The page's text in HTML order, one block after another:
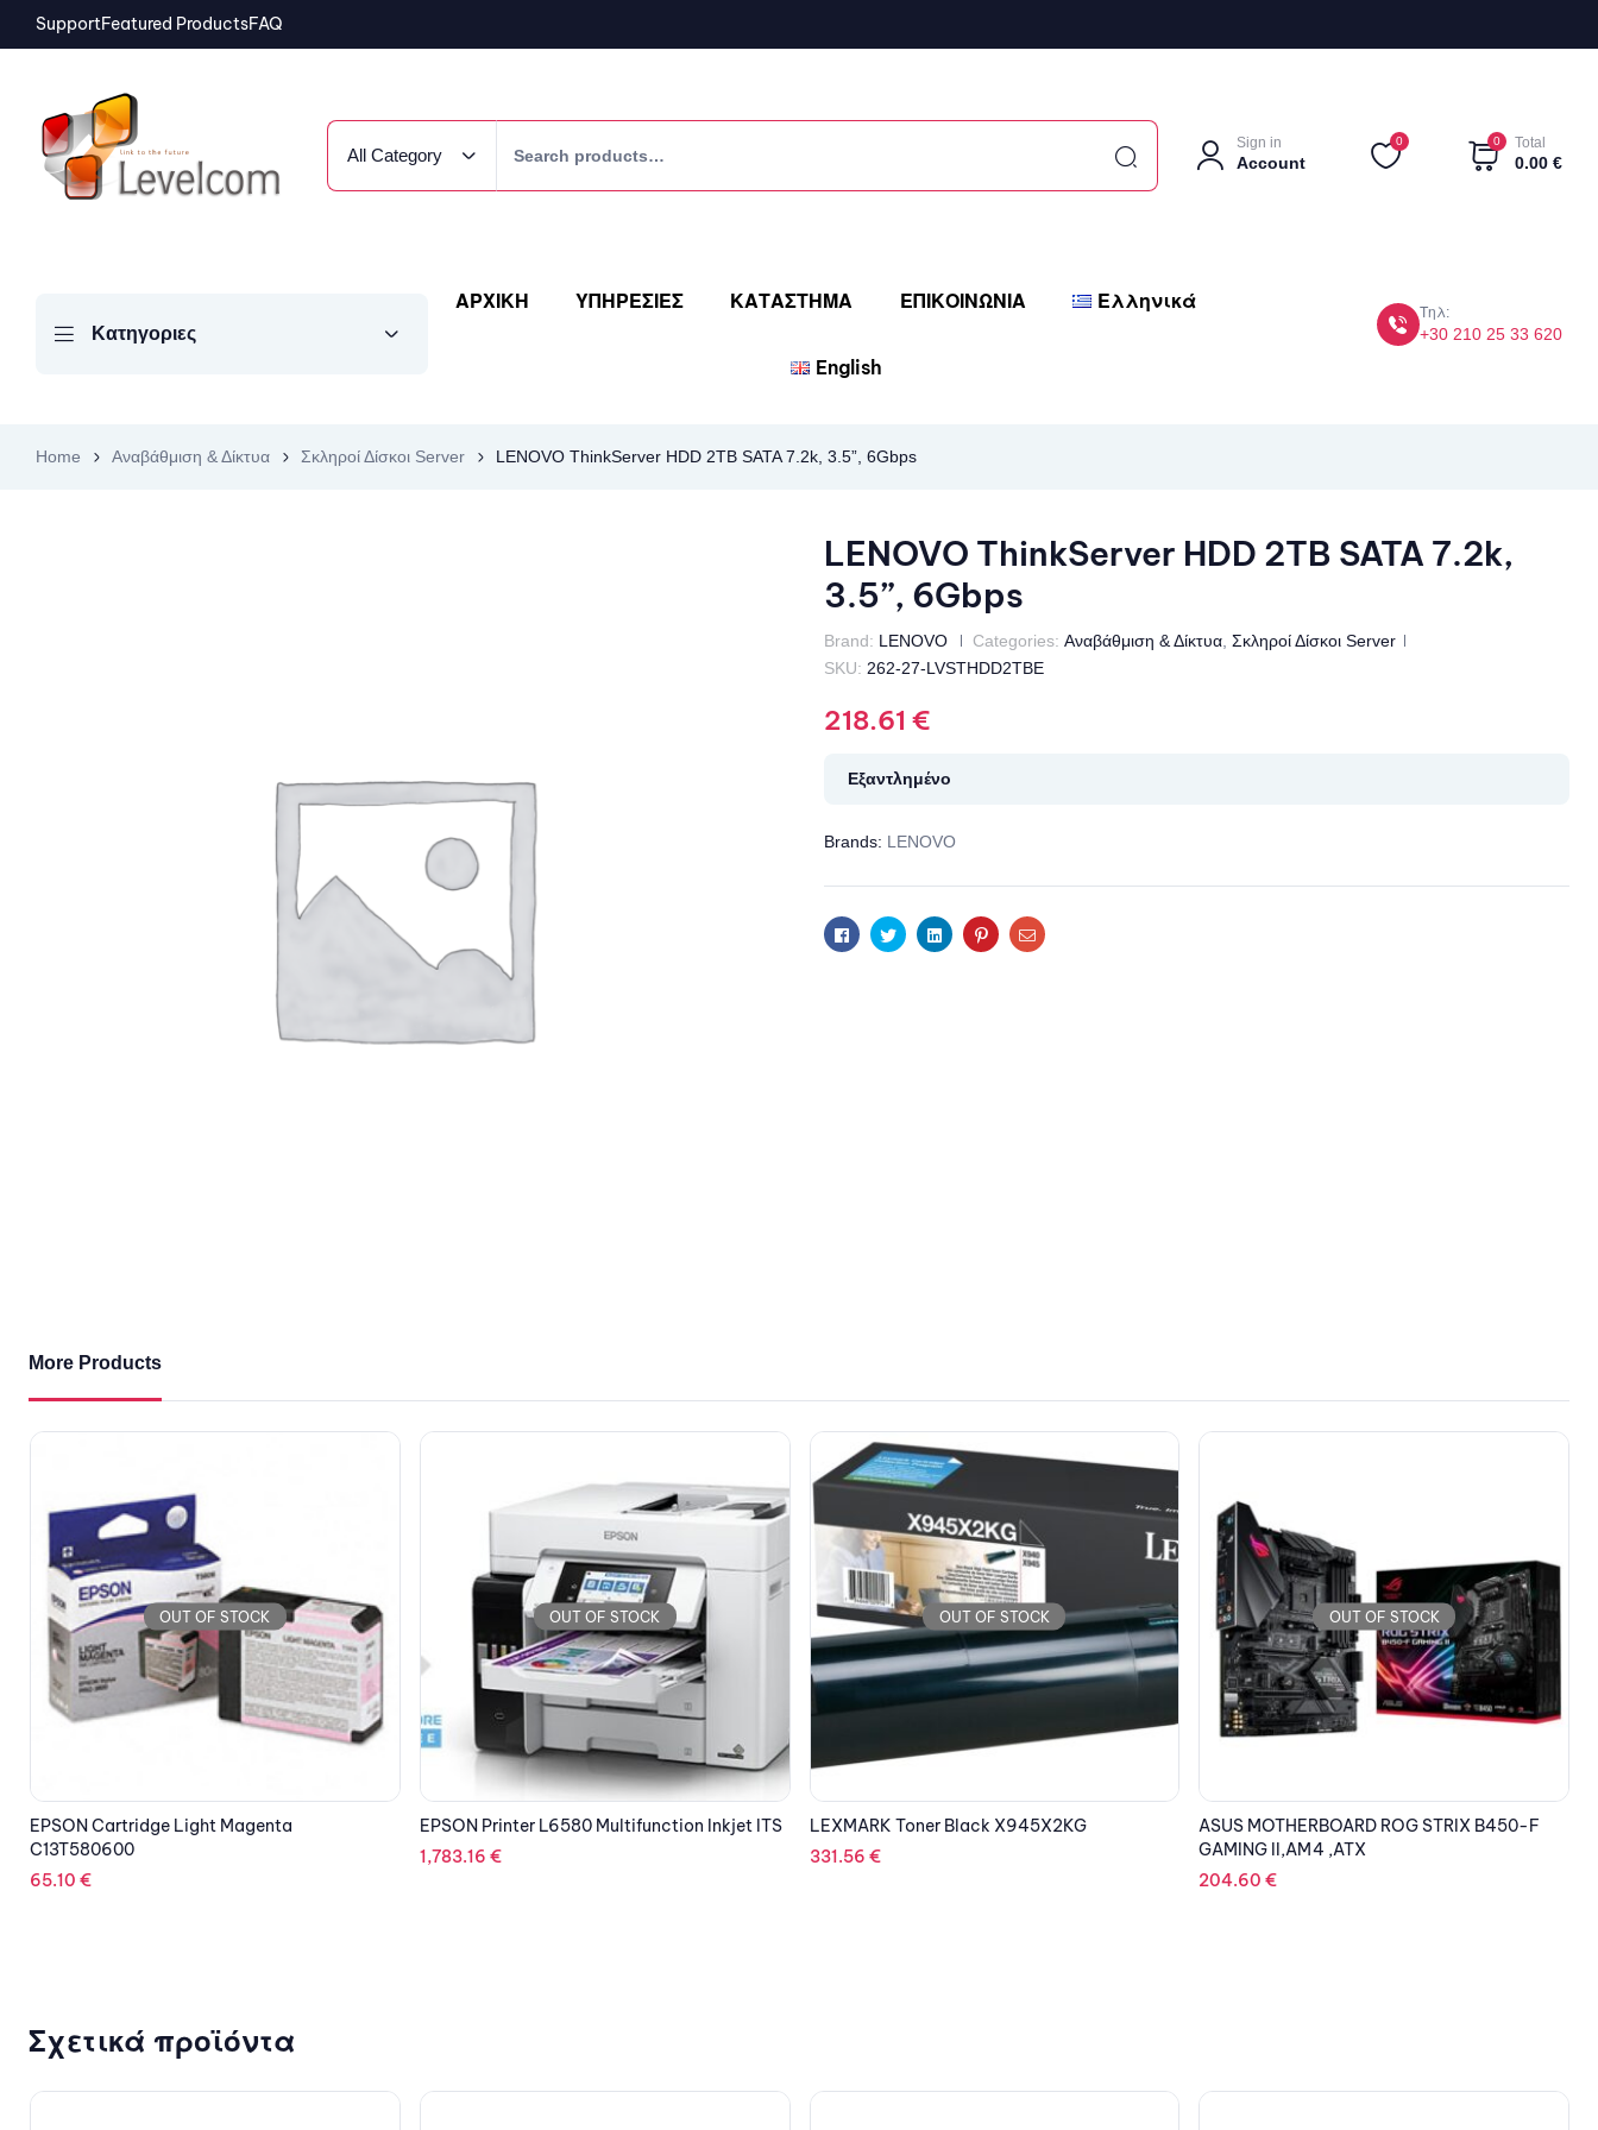
SupportFeatured ProductsFAQ
All Category
Sign in
Account
0 0 Total
0.00 €
Κατηγοριες
ΑΡΧΙΚΗ ΥΠΗΡΕΣΙΕΣ ΚΑΤΑΣΤΗΜΑ ΕΠΙΚΟΙΝΩΝΙΑ Ελληνικά
English
Τηλ:
+30 210 25 33 620
Home Αναβάθμιση & Δίκτυα Σκληροί Δίσκοι Server LENOVO ThinkServer HDD 2TB SATA 7.2k, 3.5”, 6Gbps
LENOVO ThinkServer HDD 2TB SATA 7.2k,
3.5”, 6Gbps
Brand: LENOVO Categories: Αναβάθμιση & Δίκτυα, Σκληροί Δίσκοι Server
SKU: 262-27-LVSTHDD2TBE
218.61 €
Εξαντλημένο
Brands: LENOVO
FacebookTwitterLinkedinPinterestEmail
More Products
OUT OF STOCK
EPSON Printer L6580 Multifunction Inkjet ITS
1,783.16€
OUT OF STOCK
LEXMARK Toner Black X945X2KG
331.56€
OUT OF STOCK
ASUS MOTHERBOARD ROG STRIX B450-F
GAMING II,AM4 ,ATX
OUT OF STOCK
EPSON Toner Black C13S050166
164.71€
Σχετικά προϊόντα